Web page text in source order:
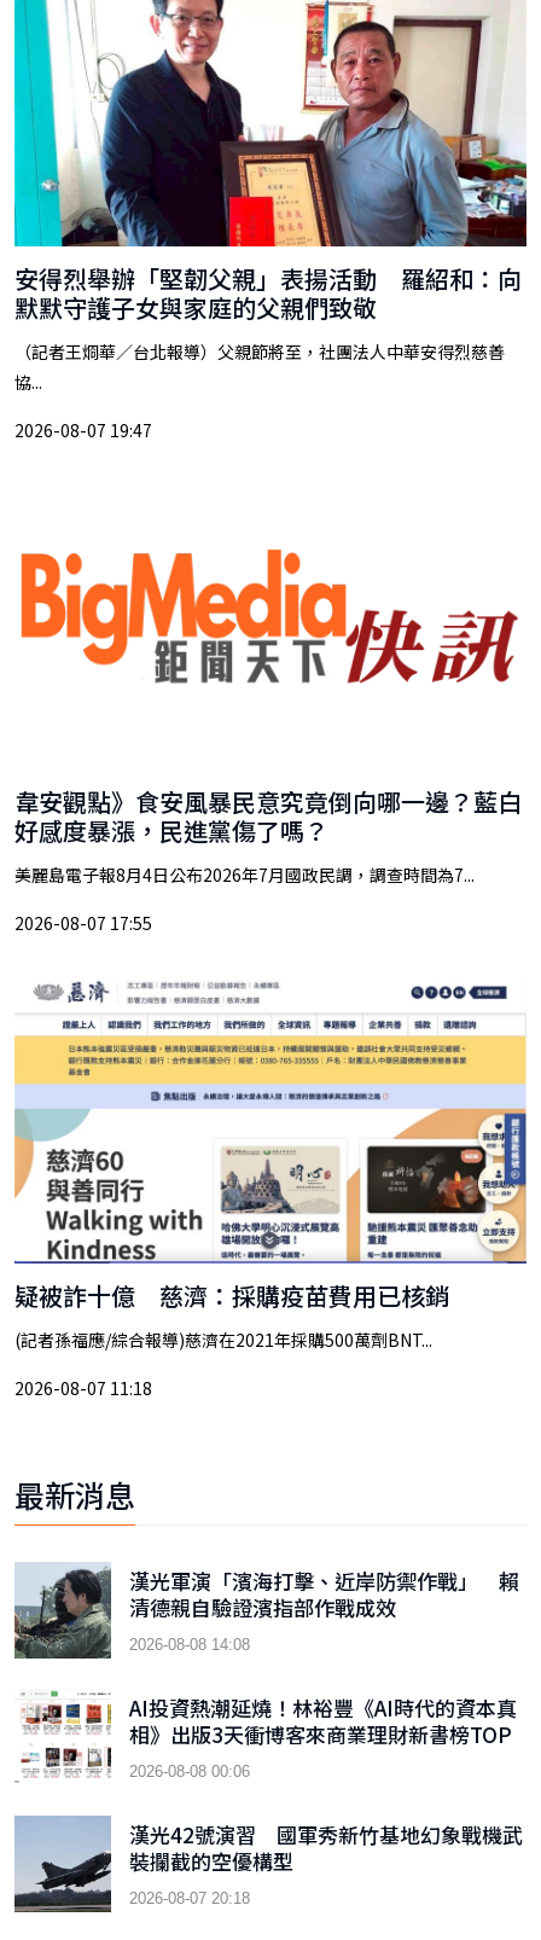
安得烈舉辦「堅韌父親」表揚活動 羅紹和：向
默默守護子女與家庭的父親們致敬
（記者王烱華／台北報導）父親節將至，社團法人中華安得烈慈善
協...
2026-08-07 19:47
韋安觀點》食安風暴民意究竟倒向哪一邊？藍白
好感度暴漲，民進黨傷了嗎？
美麗島電子報8月4日公布2026年7月國政民調，調查時間為7...
2026-08-07 17:55
疑被詐十億 慈濟：採購疫苗費用已核銷
(記者孫福應/綜合報導)慈濟在2021年採購500萬劑BNT...
2026-08-07 11:18
最新消息
漢光軍演「濱海打擊、近岸防禦作戰」 賴
清德親自驗證濱指部作戰成效
2026-08-08 14:08
AI投資熱潮延燒！林裕豐《AI時代的資本真
相》出版3天衝博客來商業理財新書榜TOP
9
2026-08-08 00:06
漢光42號演習 國軍秀新竹基地幻象戰機武
裝攔截的空優構型
2026-08-07 20:18